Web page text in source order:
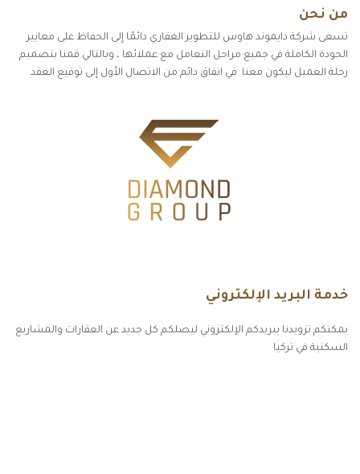
من نحن
تسعى شركة دايموند هاوس للتطوير العقاري دائمًا إلى الحفاظ على معايير
الجودة الكاملة في جميع مراحل التعامل مع عملائها ، وبالتالي قمنا بتصميم
رحلة العميل ليكون معنا في اتفاق دائم من الاتصال الأول إلى توقيع العقد
خدمة البريد الإلكتروني
يمكنكم تزويدنا ببريدكم الإلكتروني ليصلكم كل جديد عن العقارات والمشاريع
السكنية في تركيا